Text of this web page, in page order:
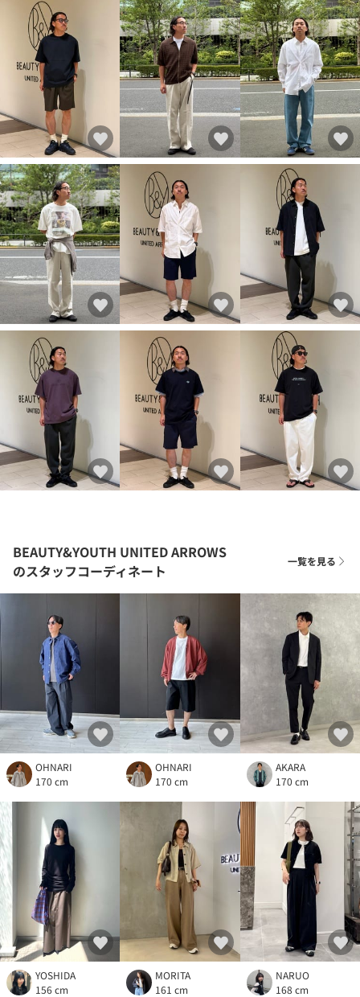
BEAUTY&YOUTH UNITED ARROWS
のスタッフコーディネート
一覧を見る
OHNARI
170 cm
OHNARI
170 cm
AKARA
170 cm
YOSHIDA
156 cm
MORITA
161 cm
NARUO
168 cm